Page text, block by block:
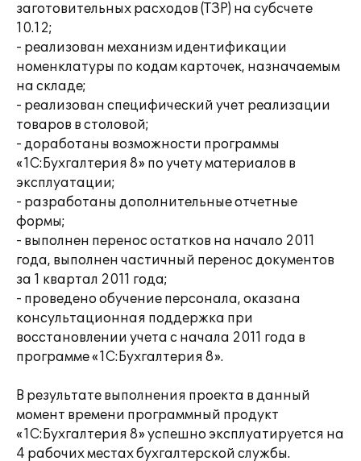
заготовительных расходов (ТЗР) на субсчете
10.12;
- реализован механизм идентификации
номенклатуры по кодам карточек, назначаемым
на складе;
- реализован специфический учет реализации
товаров в столовой;
- доработаны возможности программы
«1С:Бухгалтерия 8» по учету материалов в
эксплуатации;
- разработаны дополнительные отчетные
формы;
- выполнен перенос остатков на начало 2011
года, выполнен частичный перенос документов
за 1 квартал 2011 года;
- проведено обучение персонала, оказана
консультационная поддержка при
восстановлении учета с начала 2011 года в
программе «1С:Бухгалтерия 8».
В результате выполнения проекта в данный
момент времени программный продукт
«1С:Бухгалтерия 8» успешно эксплуатируется на
4 рабочих местах бухгалтерской службы.